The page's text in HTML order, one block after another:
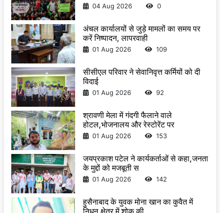
04 Aug 2026 0
अंचल कार्यालयों से जुड़े मामलों का समय पर
करें निष्पादन, लापरवाही
01 Aug 2026 109
सीसीएल परिवार ने सेवानिवृत्त कर्मियों को दी
विदाई
01 Aug 2026 92
श्रावणी मेला में गंदगी फैलाने वाले
होटल,भोजनालय और रेस्टोरेंट पर
01 Aug 2026 153
जयप्रकाश पटेल ने कार्यकर्ताओं से कहा,जनता
के मुद्दों को मजबूती स
01 Aug 2026 142
हुसैनाबाद के युवक मोना खान का कुवैत में
निधन,क्षेत्र में शोक की